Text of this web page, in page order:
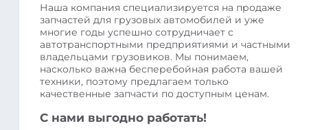
Наша компания специализируется на продаже
запчастей для грузовых автомобилей и уже
многие годы успешно сотрудничает с
автотранспортными предприятиями и частными
владельцами грузовиков. Мы понимаем,
насколько важна бесперебойная работа вашей
техники, поэтому предлагаем только
качественные запчасти по доступным ценам.
С нами выгодно работать!